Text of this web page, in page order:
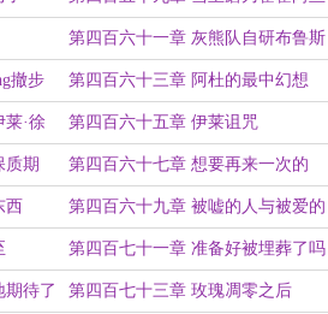
特
第四百六十一章 灰熊队自研布鲁斯
·鲍文
撤步 第四百六十三章 阿杜的最中幻想
·徐 第四百六十五章 伊莱诅咒
质期 第四百六十七章 想要再来一次的
Bron
西 第四百六十九章 被嘘的人与被爱的
人
第四百七十一章 准备好被埋葬了吗
期待了 第四百七十三章 玫瑰凋零之后